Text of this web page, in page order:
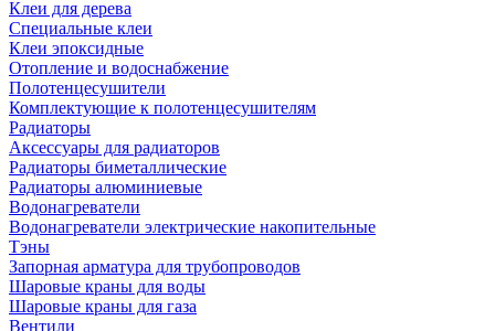
Клеи для дерева
Специальные клеи
Клеи эпоксидные
Отопление и водоснабжение
Полотенцесушители
Комплектующие к полотенцесушителям
Радиаторы
Аксессуары для радиаторов
Радиаторы биметаллические
Радиаторы алюминиевые
Водонагреватели
Водонагреватели электрические накопительные
Тэны
Запорная арматура для трубопроводов
Шаровые краны для воды
Шаровые краны для газа
Вентили